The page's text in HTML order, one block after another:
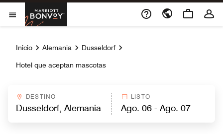
Skip to Content
Abrir el menú
Marriott Bonvoy
Inicio Alemania Dusseldorf
Hotel que aceptan mascotas
DESTINO LISTO